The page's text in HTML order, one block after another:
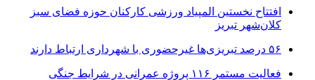
افتتاح نخستین المپیاد ورزشی کارکنان حوزه فضای سبز
کلان‌شهر تبریز
۵۶ درصد تبریزی‌ها غیرحضوری با شهرداری ارتباط دارند
فعالیت مستمر ۱۱۶ پروژه عمرانی در شرایط جنگی